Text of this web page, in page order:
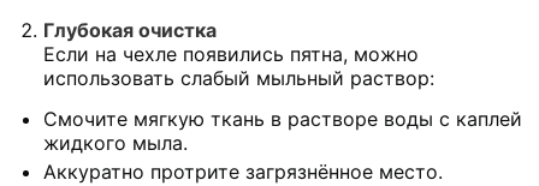
Глубокая очистка
Если на чехле появились пятна, можно
использовать слабый мыльный раствор:
Смочите мягкую ткань в растворе воды с каплей
жидкого мыла.
Аккуратно протрите загрязнённое место.